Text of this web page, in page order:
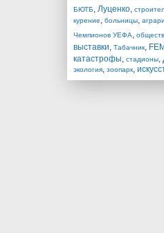
БЮТБ, Луценко,
курение, больницы,
Чемпионов УЕФА,
выставки, Табачник,
катастрофы, стадионы,
экология, зоопарк,